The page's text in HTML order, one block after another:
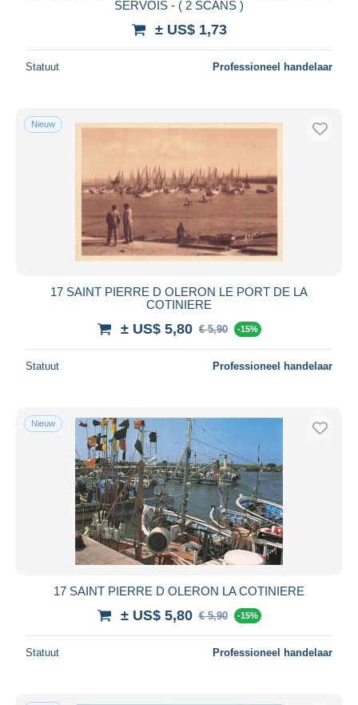
SERVOIS - ( 2 SCANS )
± US$ 1,73
Statuut Professioneel handelaar
Nieuw
17 SAINT PIERRE D OLERON LE PORT DE LA
COTINIERE
± US$ 5,80 € 5,90 -15%
Statuut Professioneel handelaar
Nieuw
17 SAINT PIERRE D OLERON LA COTINIERE
± US$ 5,80 € 5,90 -15%
Statuut Professioneel handelaar